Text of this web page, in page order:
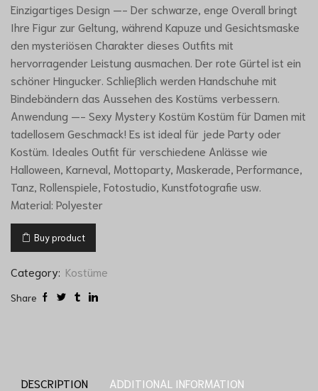
Einzigartiges Design —- Der schwarze, enge Overall bringt
Ihre Figur zur Geltung, während Kapuze und Gesichtsmaske
den mysteriösen Charakter dieses Outfits mit
hervorragender Leistung ausmachen. Der rote Gürtel ist ein
schöner Hingucker. Schließlich werden Handschuhe mit
Bindebändern das Aussehen des Kostüms verbessern.
Anwendung —- Sexy Mystery Kostüm Kostüm für Damen mit
tadellosem Geschmack! Es ist ideal für jede Party oder
Kostüm. Ideales Outfit für verschiedene Anlässe wie
Halloween, Karneval, Mottoparty, Maskerade, Performance,
Tanz, Rollenspiele, Fotostudio, Kunstfotografie usw.
Material: Polyester
Buy product
Category: Kostüme
Share
DESCRIPTION ADDITIONAL INFORMATION